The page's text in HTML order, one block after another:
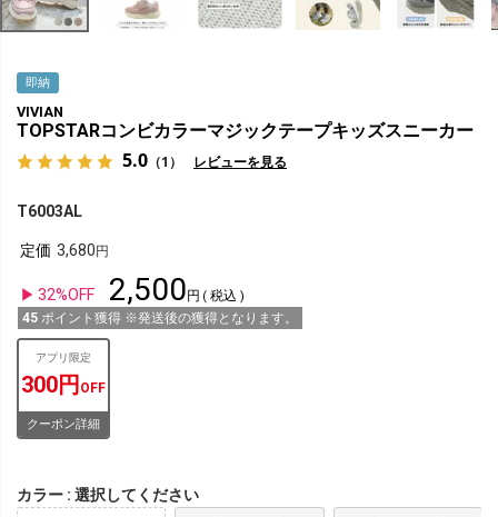
即納
VIVIAN
TOPSTARコンビカラーマジックテープキッズスニーカー
5.0 （1） レビューを見る
T6003AL
定価 3,680
32%OFF 2,500
税込
45 ポイント獲得 ※発送後の獲得となります。
アプリ限定
300円 OFF
クーポン詳細
カラー 選択してください